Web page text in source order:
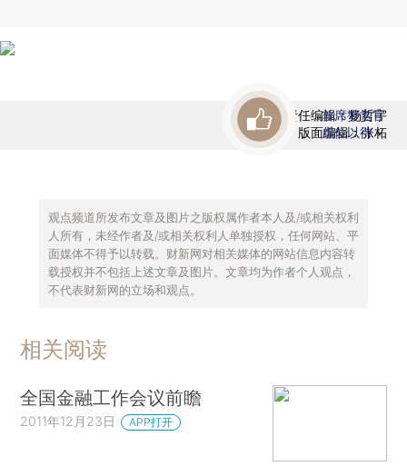
责任编辑：杨哲宇
版面编辑：张柘
首席赞赏官
虚位以待
观点频道所发布文章及图片之版权属作者本人及/或相关权利
人所有，未经作者及/或相关权利人单独授权，任何网站、平
面媒体不得予以转载。财新网对相关媒体的网站信息内容转
载授权并不包括上述文章及图片。文章均为作者个人观点，
不代表财新网的立场和观点。
相关阅读
全国金融工作会议前瞻
2011年12月23日 APP打开